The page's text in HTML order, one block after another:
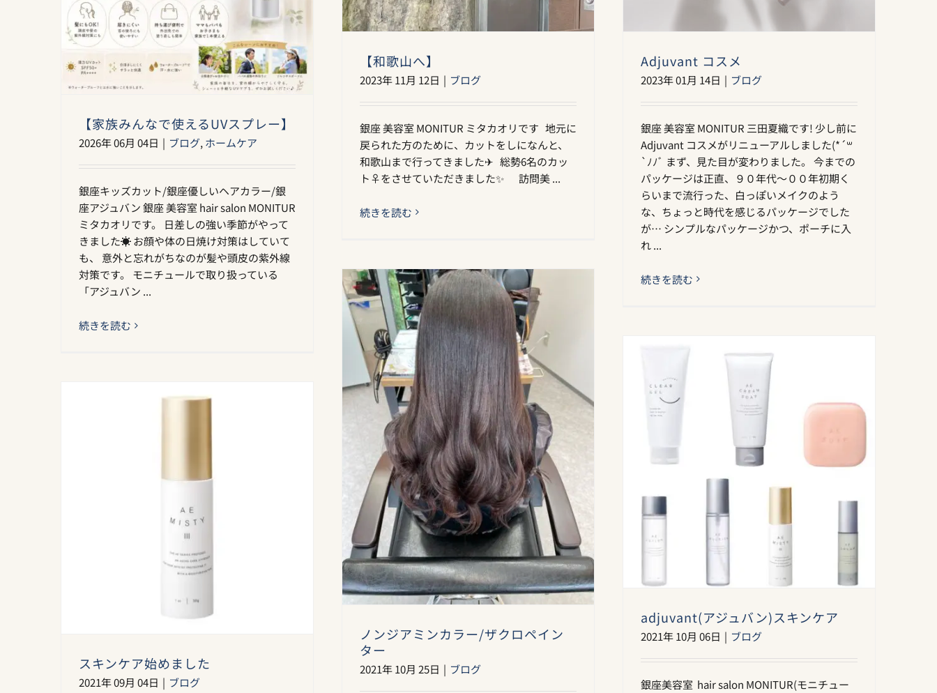
【家族みんなで使えるUVスプレー】
2026年 06月 04日 | ブログ,ホームケア
銀座キッズカット/銀座優しいヘアカラー/銀
座アジュバン 銀座 美容室 hair salon MONITUR
ミタカオリです。 日差しの強い季節がやって
きました☀️ お顔や体の日焼け対策はしていて
も、 意外と忘れがちなのが髪や頭皮の紫外線
対策です。 モニチュールで取り扱っている
「アジュバン ...
続きを読む
【和歌山へ】
2023年 11月 12日 | ブログ
銀座 美容室 MONITUR ミタカオリです 地元に
戻られた方のために、カットをしになんと、
和歌山まで行ってきました‪‪✈︎ 総勢6名のカッ
ト‍♀️をさせていただきました✨ 訪問美 ...
続きを読む
Adjuvant コスメ
2023年 01月 14日 | ブログ
銀座 美容室 MONITUR 三田夏織です! 少し前に
Adjuvant コスメがリニューアルしました(*´꒳
`ﾉﾉﾞ まず、見た目が変わりました。 今までの
パッケージは正直、９０年代〜００年初期く
らいまで流行った、白っぽいメイクのよう
な、ちょっと時代を感じるパッケージでした
が… シンプルなパッケージかつ、ポーチに入
れ ...
続きを読む
ノンジアミンカラー/ザクロペイン
ター
2021年 10月 25日 | ブログ
adjuvant(アジュバン)スキンケア
2021年 10月 06日 | ブログ
銀座美容室 hair salon MONITUR(モニチュー
スキンケア始めました
2021年 09月 04日 | ブログ